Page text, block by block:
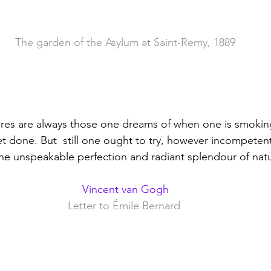
The garden of the Asylum at Saint-Remy, 1889
done. But  still one ought to try, however
unspeakable perfection and radiant splendour of
Vincent van Gogh
Letter to Émile Bernard